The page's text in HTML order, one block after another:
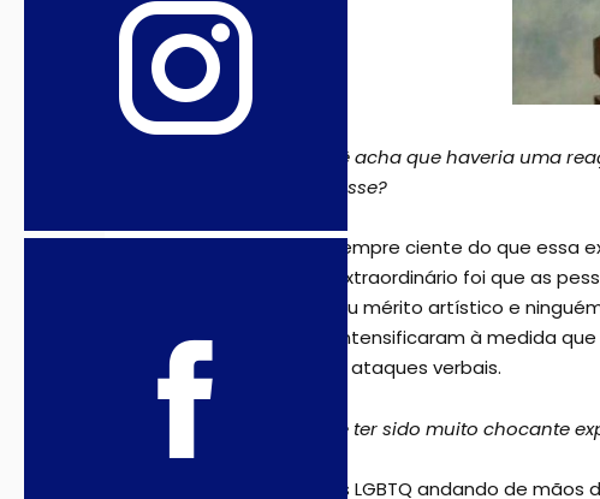
ê acha que haveria uma
reacionária crescesse?
Fidelis: Eu estava sempre ciente do que
surpreendente e extraordinário foi que as
consenso sobre seu mérito artístico e
começaram e se intensificaram à medida
fizeram agressivos ataques verbais.
Artememoria: Deve ter sido muito chocante
Fidelis: Havia casais LGBTQ andando de